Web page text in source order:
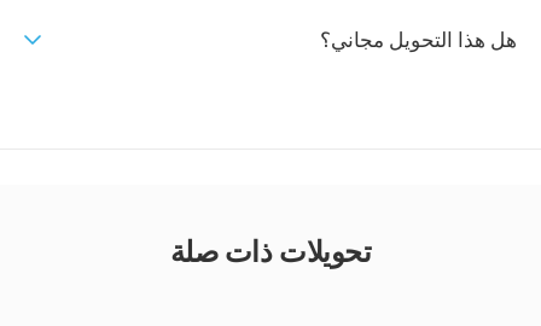
هل هذا التحويل مجاني؟
تحويلات ذات صلة